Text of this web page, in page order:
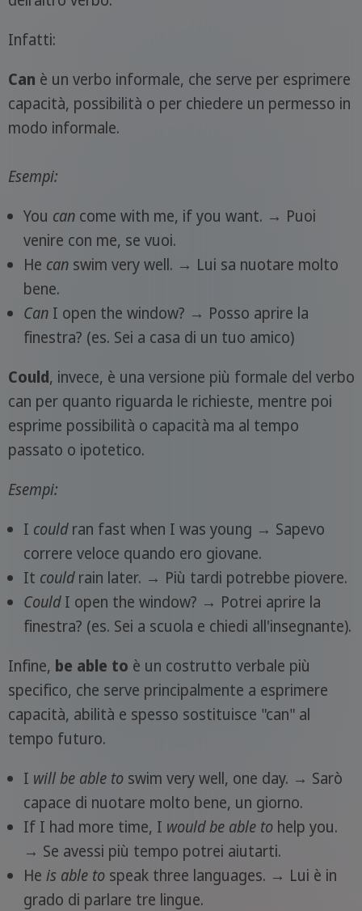
Infatti:
Can è un verbo informale, che serve per esprimere
capacità, possibilità o per chiedere un permesso in
modo informale.
Esempi:
You cancome with me, if you want. → Puoi
venire con me, se vuoi.
He canswim very well. → Lui sa nuotare molto
bene.
CanI open the window? → Posso aprire la
finestra? (es. Sei a casa di un tuo amico)
Could, invece, è una versione più formale del verbo
can per quanto riguarda le richieste, mentre poi
esprime possibilità o capacità ma al tempo
passato o ipotetico.
Esempi:
I couldran fast when I was young → Sapevo
correre veloce quando ero giovane.
It couldrain later. → Più tardi potrebbe piovere.
CouldI open the window? → Potrei aprire la
finestra? (es. Sei a scuola e chiedi all'insegnante).
Infine, be able to è un costrutto verbale più
specifico, che serve principalmente a esprimere
capacità, abilità e spesso sostituisce "can" al
tempo futuro.
I will be able toswim very well, one day. → Sarò
capace di nuotare molto bene, un giorno.
If I had more time, I would be able tohelp you.
→ Se avessi più tempo potrei aiutarti.
He is able tospeak three languages. → Lui è in
grado di parlare tre lingue.